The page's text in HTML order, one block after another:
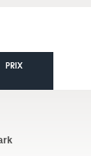
PRIX